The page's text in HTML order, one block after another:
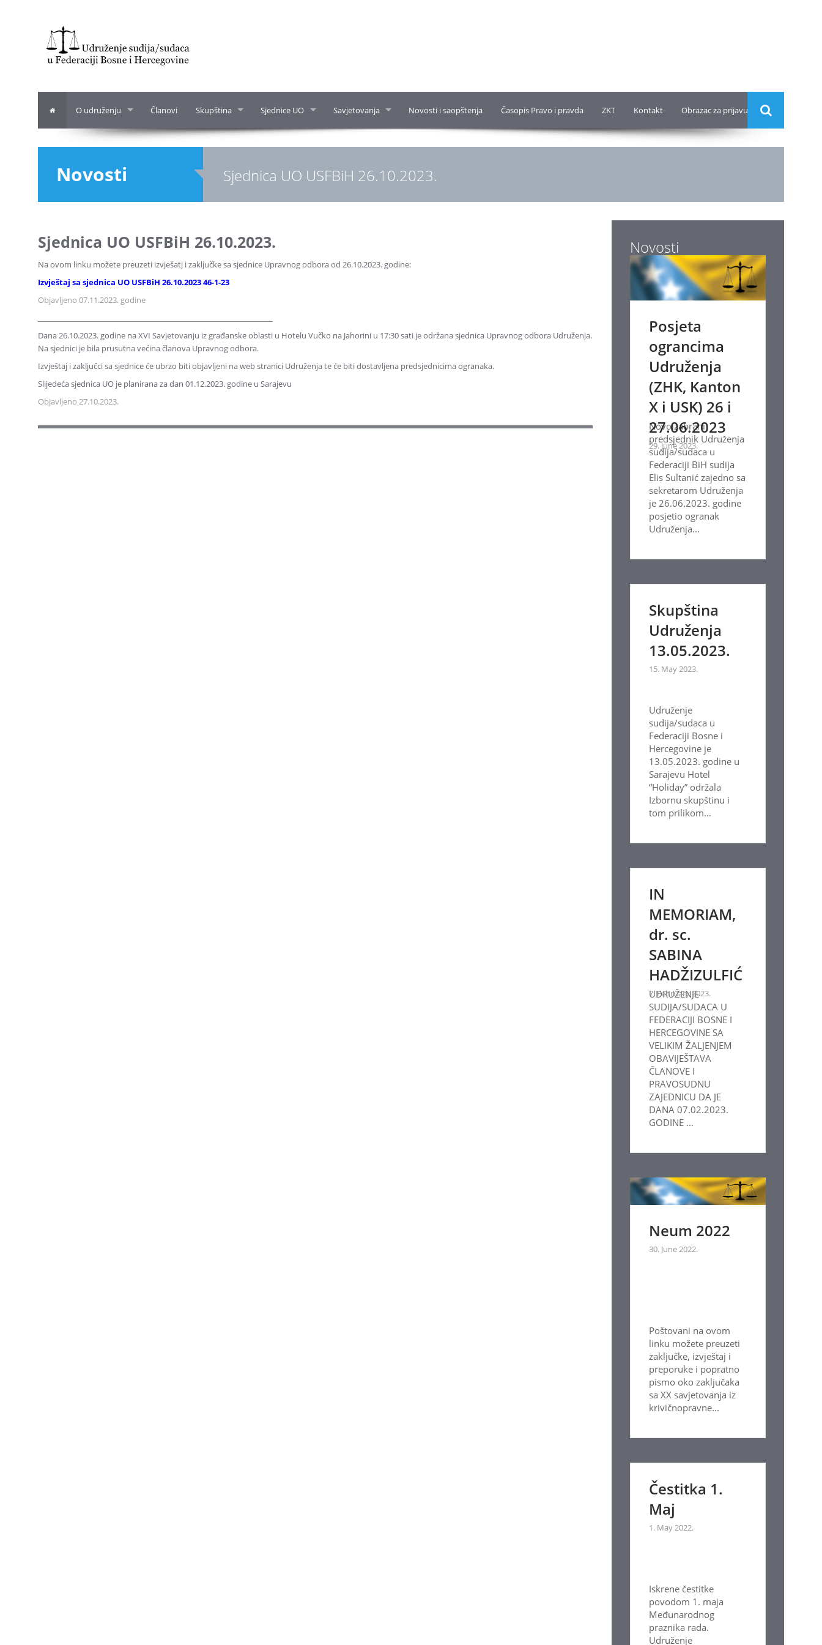
O udruženju Članovi Skupština Sjednice UO Savjetovanja Novosti i saopštenja Časopis Pravo i pravda ZKT Kontakt Obrazac za prijavu
Novosti Sjednica UO USFBiH 26.10.2023.
Sjednica UO USFBiH 26.10.2023.
Na ovom linku možete preuzeti izvješatj i zaključke sa sjednice Upravnog odbora od 26.10.2023. godine:
Izvještaj sa sjednica UO USFBiH 26.10.2023 46-1-23
Objavljeno 07.11.2023. godine
Dana 26.10.2023. godine na XVI Savjetovanju iz građanske oblasti u Hotelu Vučko na Jahorini u 17:30 sati je održana sjednica Upravnog odbora Udruženja.
Na sjednici je bila prusutna većina članova Upravnog odbora.
Izvještaj i zaključci sa sjednice će ubrzo biti objavljeni na web stranici Udruženja te će biti dostavljena predsjednicima ogranaka.
Slijedeća sjednica UO je planirana za dan 01.12.2023. godine u Sarajevu
Objavljeno 27.10.2023.
Novosti
Posjeta
ograncima
Udruženja
(ZHK, Kanton
X i USK) 26 i
27.06.2023
29. June 2023.
Novoizabrani
predsjednik Udruženja
sudija/sudaca u
Federaciji BiH sudija
Elis Sultanić zajedno sa
sekretarom Udruženja
je 26.06.2023. godine
posjetio ogranak
Udruženja...
Skupština
Udruženja
13.05.2023.
15. May 2023.
Udruženje
sudija/sudaca u
Federaciji Bosne i
Hercegovine je
13.05.2023. godine u
Sarajevu Hotel
“Holiday” održala
Izbornu skupštinu i
tom prilikom...
IN
MEMORIAM,
dr. sc.
SABINA
HADŽIZULFIĆ
7. February 2023.
UDRUŽENJE
SUDIJA/SUDACA U
FEDERACIJI BOSNE I
HERCEGOVINE SA
VELIKIM ŽALJENJEM
OBAVIJEŠTAVA
ČLANOVE I
PRAVOSUDNU
ZAJEDNICU DA JE
DANA 07.02.2023.
GODINE ...
Neum 2022
30. June 2022.
Poštovani na ovom
linku možete preuzeti
zaključke, izvještaj i
preporuke i popratno
pismo oko zaključaka
sa XX savjetovanja iz
krivičnopravne...
Čestitka 1.
Maj
1. May 2022.
Iskrene čestitke
povodom 1. maja
Međunarodnog
praznika rada.
Udruženje